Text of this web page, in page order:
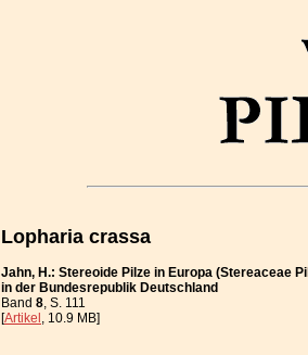
Lopharia crassa
Jahn, H.: Stereoide Pilze in Europa (Stereaceae
in der Bundesrepublik Deutschland
Band 8, S. 111
[Artikel, 10.9 MB]